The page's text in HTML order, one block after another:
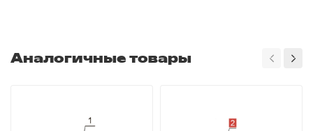
Аналогичные товары